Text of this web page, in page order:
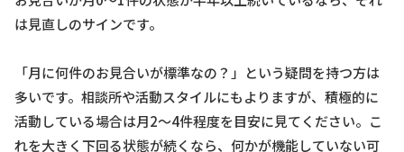
は見直しのサインです。
「月に何件のお見合いが標準なの？」という疑問を持つ方は
多いです。相談所や活動スタイルにもよりますが、積極的に
活動している場合は月2〜4件程度を目安に見てください。こ
れを大きく下回る状態が続くなら、何かが機能していない可